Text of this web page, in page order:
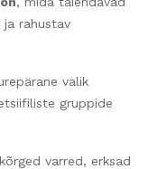
rahustav
valik
gruppide
varred, erksad